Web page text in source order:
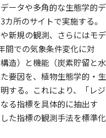
ータや多角的な生態学的デ
所のサイトで実施する。
新規の観測、さらにはモデ
間での気象条件変化に対
造）と機能（炭素貯留と水
要因を、植物生態学的・生
する。これにより、「レジ
る指標を具体的に抽出す
た指標の観測手法を標準化